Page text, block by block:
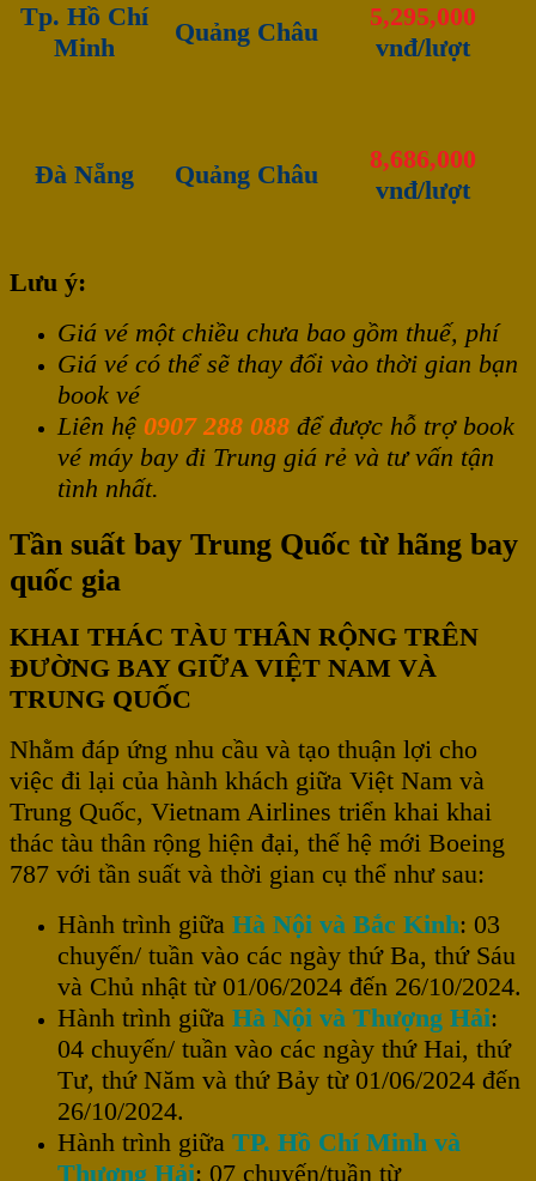
Tp. Hồ Chí
Minh
Quảng Châu
5,295,000
vnđ/lượt
Đà Nẵng Quảng Châu
8,686,000
vnđ/lượt
Lưu ý:
Giá vé một chiều chưa bao gồm thuế, phí
Giá vé có thể sẽ thay đổi vào thời gian bạn
book vé
Liên hệ 0907 288 088 để được hỗ trợ book
vé máy bay đi Trung giá rẻ và tư vấn tận
tình nhất.
Tần suất bay Trung Quốc từ hãng bay
quốc gia
KHAI THÁC TÀU THÂN RỘNG TRÊN
ĐƯỜNG BAY GIỮA VIỆT NAM VÀ
TRUNG QUỐC
Nhằm đáp ứng nhu cầu và tạo thuận lợi cho
việc đi lại của hành khách giữa Việt Nam và
Trung Quốc, Vietnam Airlines triển khai khai
thác tàu thân rộng hiện đại, thế hệ mới Boeing
787 với tần suất và thời gian cụ thể như sau:
Hành trình giữa Hà Nội và Bắc Kinh: 03
chuyến/ tuần vào các ngày thứ Ba, thứ Sáu
và Chủ nhật từ 01/06/2024 đến 26/10/2024.
Hành trình giữa Hà Nội và Thượng Hải:
04 chuyến/ tuần vào các ngày thứ Hai, thứ
Tư, thứ Năm và thứ Bảy từ 01/06/2024 đến
26/10/2024.
Hành trình giữa TP. Hồ Chí Minh và
Thượng Hải: 07 chuyến/tuần từ